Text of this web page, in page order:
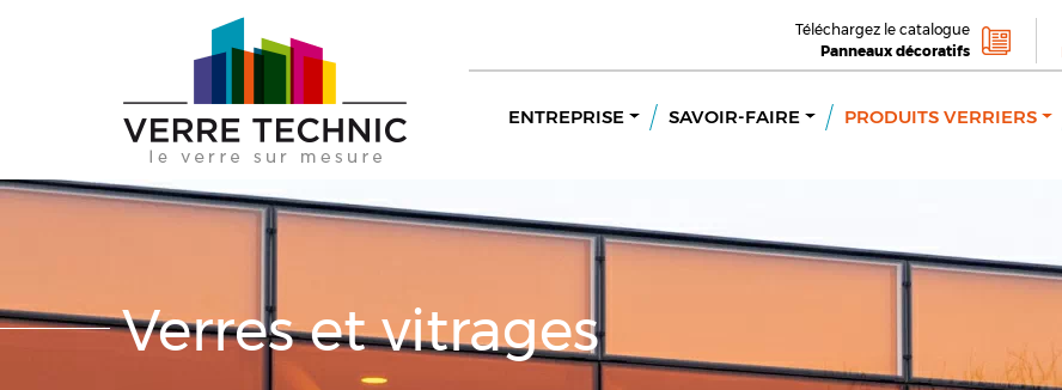
Téléchargez le catalogue
Panneaux décoratifs
ENTREPRISE SAVOIR-FAIRE PRODUITS VERRIERS
Verres et vitrages